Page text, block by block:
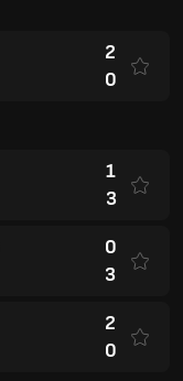
2
0
1
3
0
3
2
0